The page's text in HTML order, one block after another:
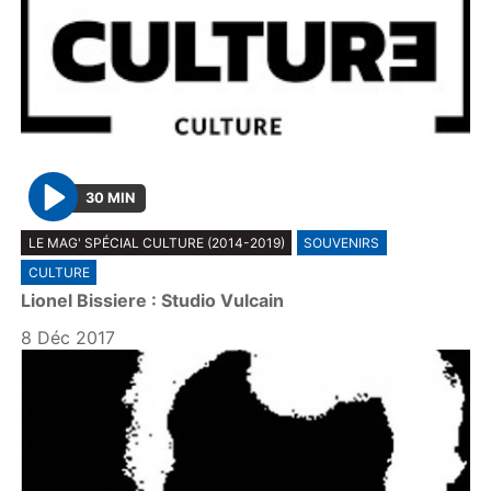
P
l
a
y
30 MIN
LE MAG' SPÉCIAL CULTURE (2014-2019)
SOUVENIRS
CULTURE
Lionel Bissiere : Studio Vulcain
8 Déc 2017